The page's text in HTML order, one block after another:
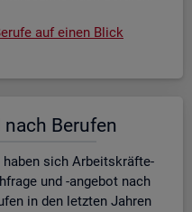
auf einen Blick
Be­ru­fen
haben sich Ar­beits­kräf­te­
und -an­ge­bot nach
in den letz­ten Jah­ren